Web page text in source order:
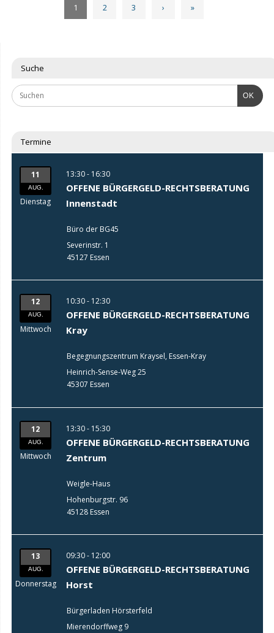
1 2 3 › »
Suche
OK
Termine
11
AUG.
Dienstag
13:30 - 16:30
OFFENE BÜRGERGELD-RECHTSBERATUNG
Innenstadt
Büro der BG45
Severinstr. 1
45127 Essen
12
AUG.
Mittwoch
10:30 - 12:30
OFFENE BÜRGERGELD-RECHTSBERATUNG
Kray
Begegnungszentrum Kraysel, Essen-Kray
Heinrich-Sense-Weg 25
45307 Essen
12
AUG.
Mittwoch
13:30 - 15:30
OFFENE BÜRGERGELD-RECHTSBERATUNG
Zentrum
Weigle-Haus
Hohenburgstr. 96
45128 Essen
13
AUG.
Donnerstag
09:30 - 12:00
OFFENE BÜRGERGELD-RECHTSBERATUNG
Horst
Bürgerladen Hörsterfeld
Mierendorffweg 9